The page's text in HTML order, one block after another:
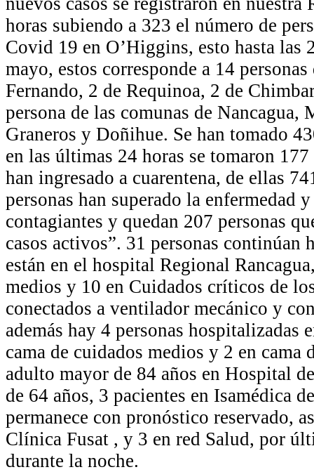
horas subiendo a 323 el número de
Covid 19 en O’Higgins, esto hasta las
mayo, estos corresponde a 14
Fernando, 2 de Requinoa, 2 de
persona de las comunas de Nancagua,
Graneros y Doñihue. Se han tomado
en las últimas 24 horas se tomaron
han ingresado a cuarentena, de ellas
personas han superado la enfermedad
contagiantes y quedan 207 personas
casos activos”. 31 personas continúan
están en el hospital Regional
medios y 10 en Cuidados críticos de
conectados a ventilador mecánico y
además hay 4 personas hospitalizadas
cama de cuidados medios y 2 en cama
adulto mayor de 84 años en Hospital
de 64 años, 3 pacientes en Isamédica
permanece con pronóstico reservado,
Clínica Fusat , y 3 en red Salud, por
durante la noche.